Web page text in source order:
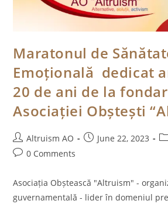
Maratonul de
Emoțională dedicat
20 de ani de la
Asociației Obștești
Post
author:
Altruism AO
PostJune 22, 2023
Post0 Comments
Asociația Obștească "Altruism" -
guvernamentală - lider în domeniul